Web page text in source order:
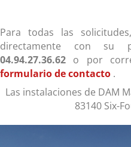
Para todas las
directamente con su
04.94.27.36.62 o por
formulario de contacto .
Las instalaciones de DAM
83140 Six-